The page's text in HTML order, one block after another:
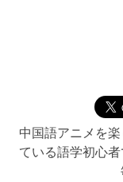
中国語アニメを
ている語学初心